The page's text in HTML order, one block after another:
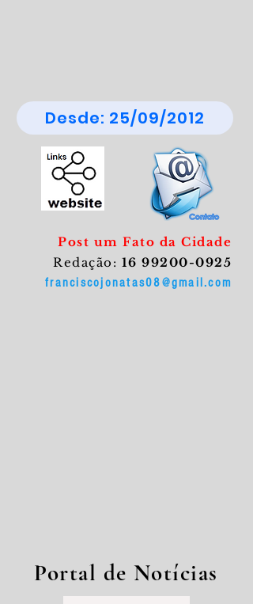
Desde: 25/09/2012
Post um Fato da Cidade
Redação: 16 99200-0925
franciscojonatas08@gmail.com
Portal de Notícias